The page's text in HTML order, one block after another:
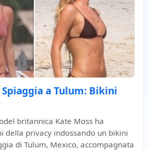
a Tulum: Bikini
britannica Kate Moss ha
della privacy indossando un bikini
di Tulum, Mexico, accompagnata